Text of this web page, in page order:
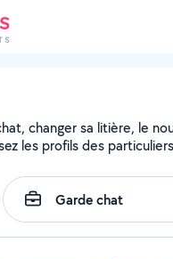
changer sa litière, le
les profils des